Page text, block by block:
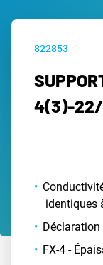
822853
4(3)-
identiques
Déclaration
FX-4 -